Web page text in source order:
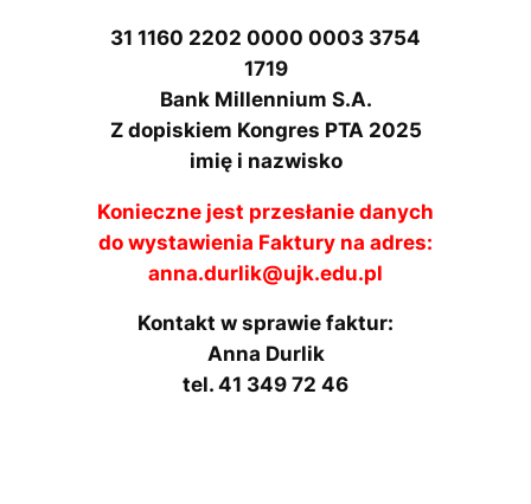
31 1160 2202 0000 0003 3754
1719
Bank Millennium S.A.
Z dopiskiem Kongres PTA 2025
imię i nazwisko
Konieczne jest przesłanie danych
do wystawienia Faktury na adres:
anna.durlik@ujk.edu.pl
Kontakt w sprawie faktur:
Anna Durlik
tel. 41 349 72 46